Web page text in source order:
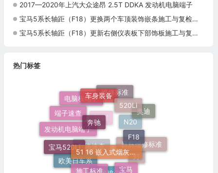
2017—2020年上汽大众途昂 2.5T DDKA 发动机电脑端子
宝马5系长轴距（F18）更换两个车顶装饰嵌条施工与复检标准
宝马5系长轴距（F18）更新右侧仪表板下部饰板施工与复检标准
热门标签
奔驰
51 16 嵌入式烟灰缸托架
F18
520Li
车身装备
端子速查
宝马520Li
施工标准 宝马
群辉维修标准
奥迪
维修标准
电脑板端子
发动机电脑端子
欧美日车系
灯
N20
培训
电路速查